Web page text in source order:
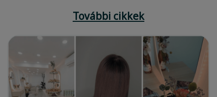
További cikkek